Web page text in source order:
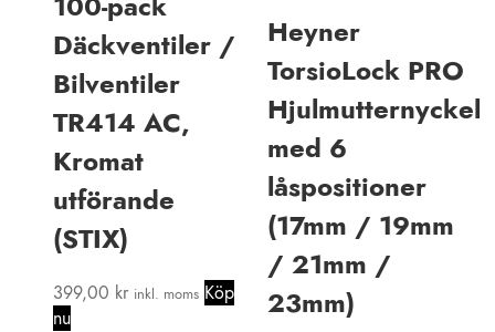
Däckventiler /
Bilventiler
TR414 AC,
Kromat
utförande
(STIX)
399,00 kr inkl. moms Köp
nu
Heyner
TorsioLock PRO
Hjulmutternyckel
med 6
låspositioner
(17mm / 19mm
/ 21mm /
23mm)